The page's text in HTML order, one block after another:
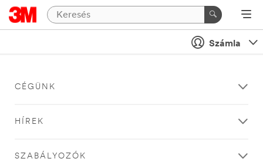
Számla
CÉGÜNK
HÍREK
SZABÁLYOZÓK